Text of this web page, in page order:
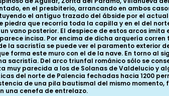
en el presbiterio, arrancando en ambos
el antiguo trazado del ábside por el actual
piedra que recorría toda la capilla y en el del
vano posterior. El despiece de estos arcos
incisa. Por encima de dicha arquería
la sacristía se puede ver el paramento exterior
forma este muro con el de la nave. En torno al
Del arco triunfal románico sólo se
muy parecida a los de Solanas de Valdelucio y
del norte de Palencia fechadas hacia 1200
de una pila bautismal del mismo
una cenefa de entrelazo.